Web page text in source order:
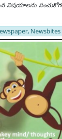
పంచుకోగలరు.
Newsbites